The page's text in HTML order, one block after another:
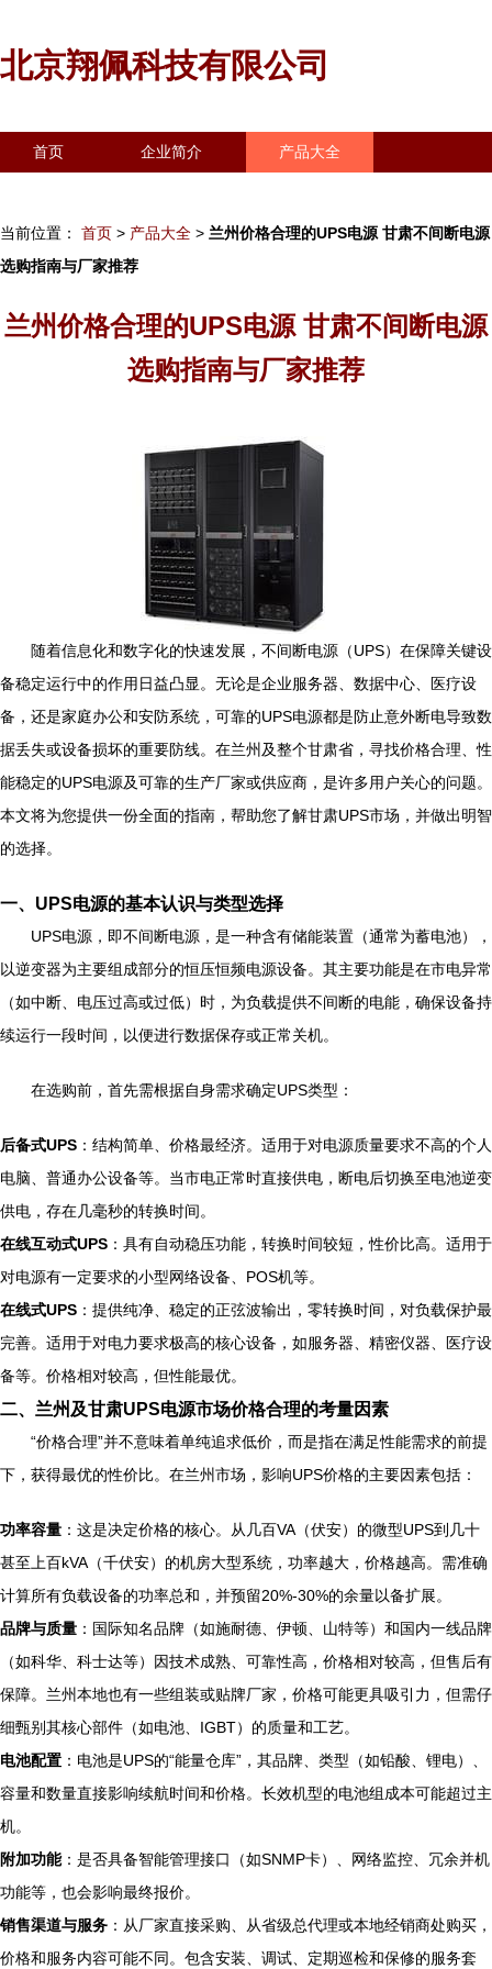
北京翔佩科技有限公司
首页 企业简介 产品大全
当前位置： 首页 > 产品大全 > 兰州价格合理的UPS电源 甘肃不间断电源
选购指南与厂家推荐
兰州价格合理的UPS电源 甘肃不间断电源
选购指南与厂家推荐
随着信息化和数字化的快速发展，不间断电源（UPS）在保障关键设
备稳定运行中的作用日益凸显。无论是企业服务器、数据中心、医疗设
备，还是家庭办公和安防系统，可靠的UPS电源都是防止意外断电导致数
据丢失或设备损坏的重要防线。在兰州及整个甘肃省，寻找价格合理、性
能稳定的UPS电源及可靠的生产厂家或供应商，是许多用户关心的问题。
本文将为您提供一份全面的指南，帮助您了解甘肃UPS市场，并做出明智
的选择。
一、UPS电源的基本认识与类型选择
UPS电源，即不间断电源，是一种含有储能装置（通常为蓄电池），
以逆变器为主要组成部分的恒压恒频电源设备。其主要功能是在市电异常
（如中断、电压过高或过低）时，为负载提供不间断的电能，确保设备持
续运行一段时间，以便进行数据保存或正常关机。
在选购前，首先需根据自身需求确定UPS类型：
后备式UPS ：结构简单、价格最经济。适用于对电源质量要求不高的个人
电脑、普通办公设备等。当市电正常时直接供电，断电后切换至电池逆变
供电，存在几毫秒的转换时间。
在线互动式UPS ：具有自动稳压功能，转换时间较短，性价比高。适用于
对电源有一定要求的小型网络设备、POS机等。
在线式UPS ：提供纯净、稳定的正弦波输出，零转换时间，对负载保护最
完善。适用于对电力要求极高的核心设备，如服务器、精密仪器、医疗设
备等。价格相对较高，但性能最优。
二、兰州及甘肃UPS电源市场价格合理的考量因素
“价格合理”并不意味着单纯追求低价，而是指在满足性能需求的前提
下，获得最优的性价比。在兰州市场，影响UPS价格的主要因素包括：
功率容量 ：这是决定价格的核心。从几百VA（伏安）的微型UPS到几十
甚至上百kVA（千伏安）的机房大型系统，功率越大，价格越高。需准确
计算所有负载设备的功率总和，并预留20%-30%的余量以备扩展。
品牌与质量 ：国际知名品牌（如施耐德、伊顿、山特等）和国内一线品牌
（如科华、科士达等）因技术成熟、可靠性高，价格相对较高，但售后有
保障。兰州本地也有一些组装或贴牌厂家，价格可能更具吸引力，但需仔
细甄别其核心部件（如电池、IGBT）的质量和工艺。
电池配置 ：电池是UPS的“能量仓库”，其品牌、类型（如铅酸、锂电）、
容量和数量直接影响续航时间和价格。长效机型的电池组成本可能超过主
机。
附加功能：是否具备智能管理接口（如SNMP卡）、网络监控、冗余并机
功能等，也会影响最终报价。
销售渠道与服务 ：从厂家直接采购、从省级总代理或本地经销商处购买，
价格和服务内容可能不同。包含安装、调试、定期巡检和保修的服务套